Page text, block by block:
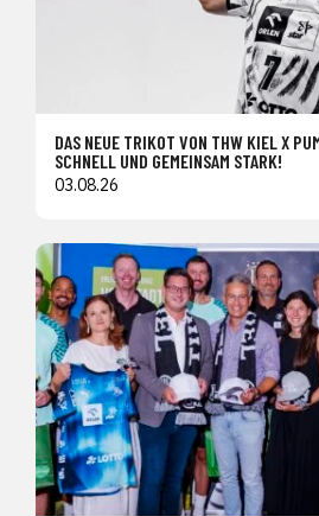
DAS NEUE TRIKOT VON THW KIEL X
SCHNELL UND GEMEINSAM STARK!
03.08.26